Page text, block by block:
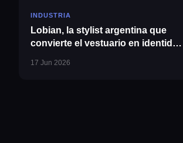
INDUSTRIA
Lobian, la stylist argentina que
convierte el vestuario en identidad
17 Jun 2026